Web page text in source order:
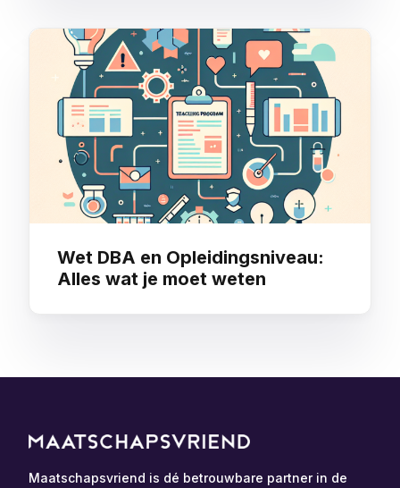
Wet DBA en Opleidingsniveau:
Alles wat je moet weten
Maatschapsvriend is dé betrouwbare partner in de